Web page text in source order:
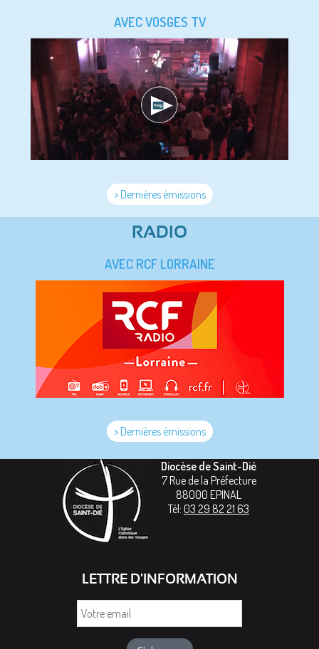
AVEC VOSGES TV
> Dernières émissions
RADIO
AVEC RCF LORRAINE
> Dernières émissions
Diocèse de Saint-Dié
7 Rue de la Préfecture
88000 EPINAL
Tél: 03 29 82 21 63
LETTRE D'INFORMATION